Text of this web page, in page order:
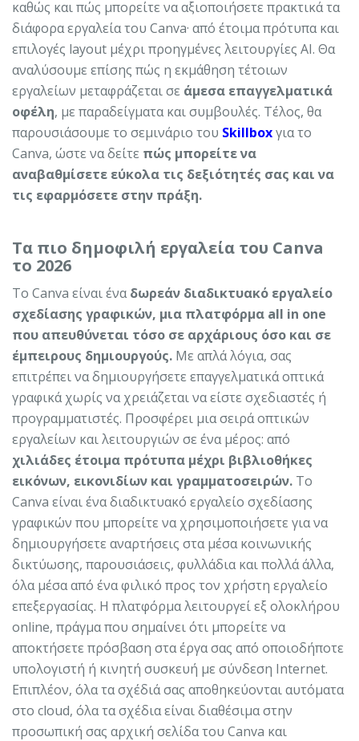
καθώς και πώς μπορείτε να αξιοποιήσετε πρακτικά τα
διάφορα εργαλεία του Canva· από έτοιμα πρότυπα και
επιλογές layout μέχρι προηγμένες λειτουργίες AI. Θα
αναλύσουμε επίσης πώς η εκμάθηση τέτοιων
εργαλείων μεταφράζεται σε άμεσα επαγγελματικά
οφέλη, με παραδείγματα και συμβουλές. Τέλος, θα
παρουσιάσουμε το σεμινάριο του Skillboxγια το
Canva, ώστε να δείτε πώς μπορείτε να
αναβαθμίσετε εύκολα τις δεξιότητές σας και να
τις εφαρμόσετε στην πράξη.
Τα πιο δημοφιλή εργαλεία του Canva
το 2026
Το Canva είναι έναδωρεάν διαδικτυακό εργαλείο
σχεδίασης γραφικών, μια πλατφόρμα all in one
που απευθύνεται τόσο σε αρχάριους όσο και σε
έμπειρους δημιουργούς. Με απλά λόγια, σας
επιτρέπει να δημιουργήσετε επαγγελματικά οπτικά
γραφικά χωρίς να χρειάζεται να είστε σχεδιαστές ή
προγραμματιστές. Προσφέρει μια σειρά οπτικών
εργαλείων και λειτουργιών σε ένα μέρος: από
χιλιάδες έτοιμα πρότυπα μέχρι βιβλιοθήκες
εικόνων, εικονιδίων και γραμματοσειρών. Το
Canva είναι ένα διαδικτυακό εργαλείο σχεδίασης
γραφικών που μπορείτε να χρησιμοποιήσετε για να
δημιουργήσετε αναρτήσεις στα μέσα κοινωνικής
δικτύωσης, παρουσιάσεις, φυλλάδια και πολλά άλλα,
όλα μέσα από ένα φιλικό προς τον χρήστη εργαλείο
επεξεργασίας. Η πλατφόρμα λειτουργεί εξ ολοκλήρου
online, πράγμα που σημαίνει ότι μπορείτε να
αποκτήσετε πρόσβαση στα έργα σας από οποιοδήποτε
υπολογιστή ή κινητή συσκευή με σύνδεση Internet.
Επιπλέον, όλα τα σχέδιά σας αποθηκεύονται αυτόματα
στο cloud, όλα τα σχέδια είναι διαθέσιμα στην
προσωπική σας αρχική σελίδα του Canva και